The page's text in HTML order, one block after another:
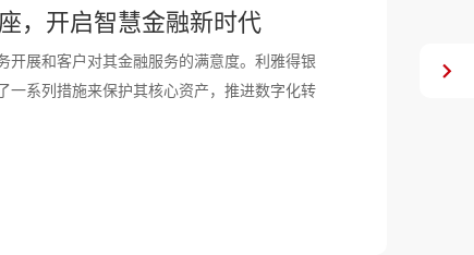
，开启智慧金融新时代
开展和客户对其金融服务的满意度。利雅得银
一系列措施来保护其核心资产，推进数字化转